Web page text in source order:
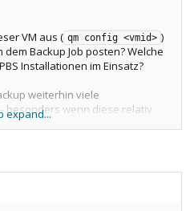
VM aus ( qm config <vmid> )
Backup Job posten? Welche
Installationen im Einsatz?
weiterhin viele
besonders wenn diese relativ
solange warten, bis der
Backup Fleecing [0] zu
gemacht wurde. Damit werden
um an das PBS gesendet zu
expand...